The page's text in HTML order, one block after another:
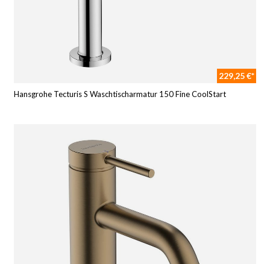
229,25 €*
Hansgrohe Tecturis S Waschtischarmatur 150 Fine CoolStart